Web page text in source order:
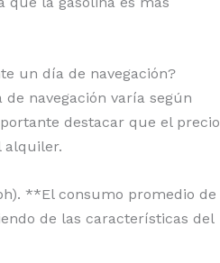
un día de navegación?
navegación varía según
destacar que el precio
alquiler.
**El consumo promedio de
de las características del